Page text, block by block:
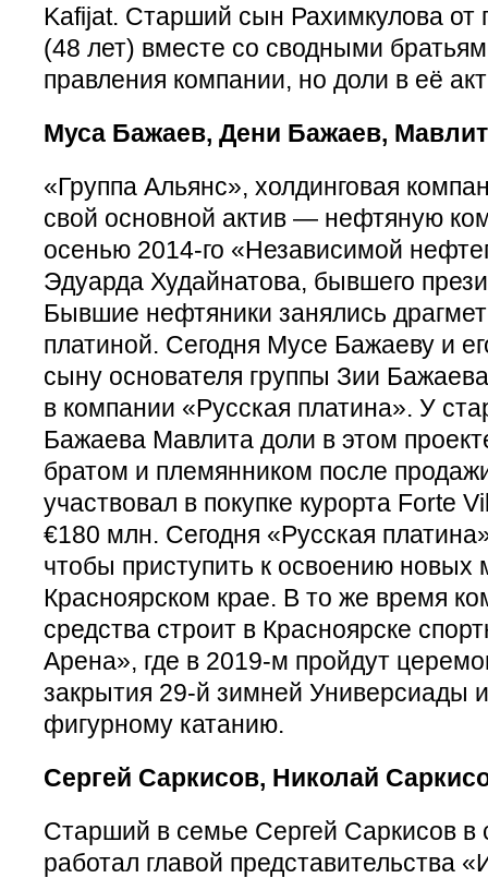
Kafijat. Старший сын Рахимкулова от
(48 лет) вместе со сводными
правления компании, но доли в её
Муса Бажаев, Дени Бажаев,
«Группа Альянс», холдинговая
свой основной актив — нефтяную
осенью 2014-го «Независимой
Эдуарда Худайнатова, бывшего
Бывшие нефтяники занялись
платиной. Сегодня Мусе Бажаеву и
сыну основателя группы Зии
в компании «Русская платина». У
Бажаева Мавлита доли в этом
братом и племянником после
участвовал в покупке курорта Forte
€180 млн. Сегодня «Русская
чтобы приступить к освоению новых
Красноярском крае. В то же время
средства строит в Красноярске
Арена», где в 2019-м пройдут
закрытия 29-й зимней Универсиады
фигурному катанию.
Сергей Саркисов, Николай
Старший в семье Сергей Саркисов в
работал главой представительства